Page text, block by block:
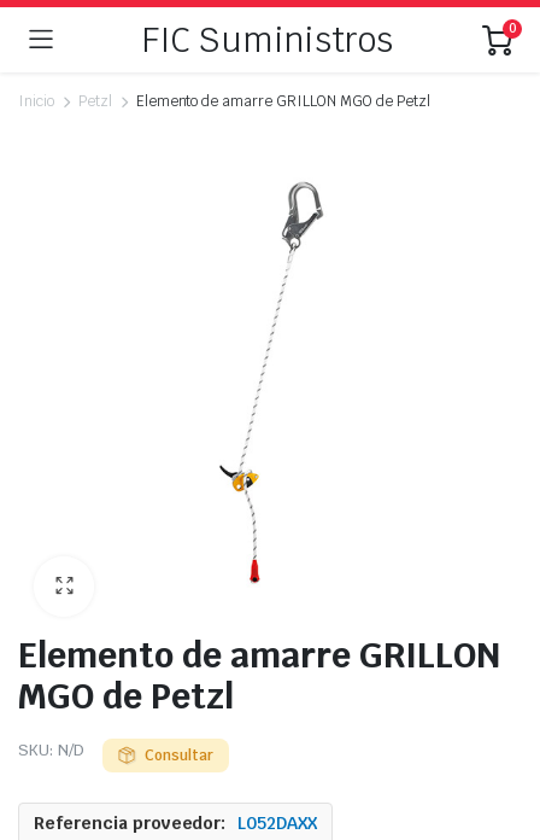
FIC Suministros 0
Inicio Petzl Elemento de amarre GRILLON MGO de Petzl
Elemento de amarre GRILLON
MGO de Petzl
SKU: N/D Consultar
Referencia proveedor: L052DAXX